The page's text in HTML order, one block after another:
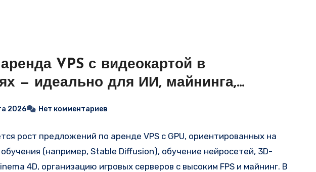
VPS с видеокартой в
— идеально для ИИ, майнинга,
игр
2026 Нет комментариев
рост предложений по аренде VPS с GPU, ориентированных на
(например, Stable Diffusion), обучение нейросетей, 3D-
4D, организацию игровых серверов с высоким FPS и майнинг. В